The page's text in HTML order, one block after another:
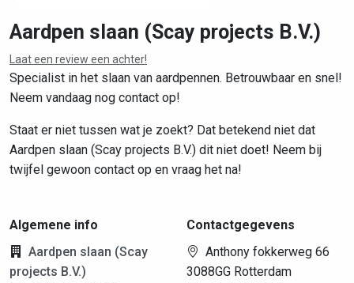
Aardpen slaan (Scay projects B.V.)
Laat een review een achter!
Specialist in het slaan van aardpennen. Betrouwbaar en snel!
Neem vandaag nog contact op!
Staat er niet tussen wat je zoekt? Dat betekend niet dat
Aardpen slaan (Scay projects B.V.) dit niet doet! Neem bij
twijfel gewoon contact op en vraag het na!
Algemene info
Aardpen slaan (Scay
projects B.V.)
Contactgegevens
Anthony fokkerweg 66
3088GG Rotterdam